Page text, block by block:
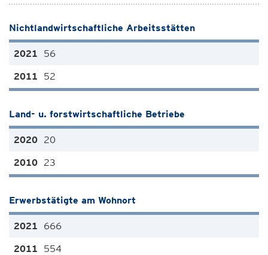
Nichtlandwirtschaftliche Arbeitsstätten
56
52
Land- u. forstwirtschaftliche Betriebe
20
23
Erwerbstätigte am Wohnort
666
554